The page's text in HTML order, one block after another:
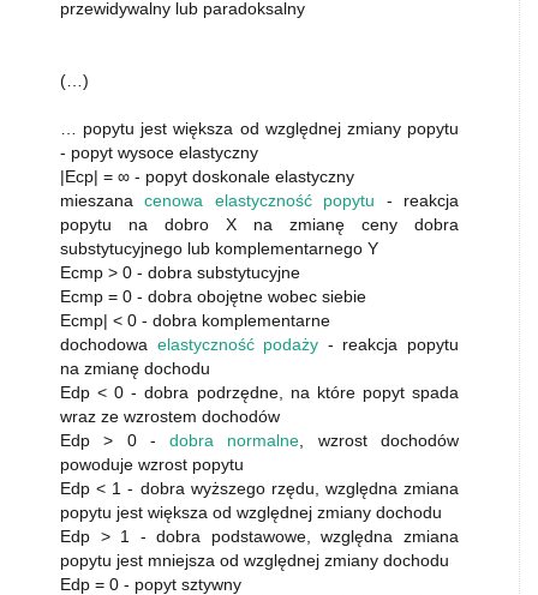
przewidywalny lub paradoksalny
(…)
… popytu jest większa od względnej zmiany popytu
- popyt wysoce elastyczny
|Ecp| = ∞ - popyt doskonale elastyczny
mieszanacenowa elastyczność popytu - reakcja
popytu na dobro X na zmianę ceny dobra
substytucyjnego lub komplementarnego Y
Ecmp > 0 - dobra substytucyjne
Ecmp = 0 - dobra obojętne wobec siebie
Ecmp| < 0 - dobra komplementarne
dochodowa elastyczność podaży - reakcja popytu
na zmianę dochodu
Edp < 0 - dobra podrzędne, na które popyt spada
wraz ze wzrostem dochodów
Edp > 0 -dobra normalne , wzrost dochodów
powoduje wzrost popytu
Edp < 1 - dobra wyższego rzędu, względna zmiana
popytu jest większa od względnej zmiany dochodu
Edp > 1 - dobra podstawowe, względna zmiana
popytu jest mniejsza od względnej zmiany dochodu
Edp = 0 - popyt sztywny